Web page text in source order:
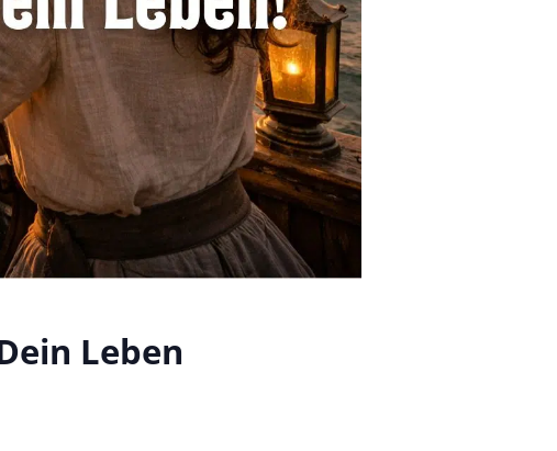
Leben